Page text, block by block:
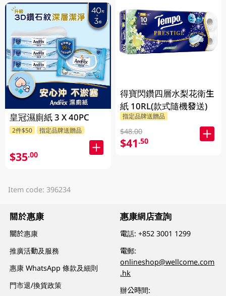
皇冠濕廁紙 3 X 40PC
2件$50 指定品牌送贈品
$35.00
得寶閃鑽四層水梨花衛生
紙 10RL(款式隨機發送)
指定品牌送贈品
$48.00
$41.50
Item code: 396234
關於惠康
關於惠康
推廣活動及服務
惠康 WhatsApp 條款及細則
門市退/換貨政策
惠康網店查詢
電話:+852 3001 1299
電郵:
onlineshop@wellcome.com
.hk
辦公時間: